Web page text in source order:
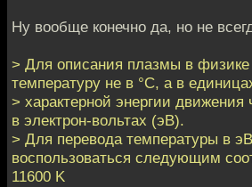
Ну вообще конечно да, но не
> Для описания плазмы в физике
температуру не в °С, а в
> характерной энергии
в электрон-вольтах (эВ).
> Для перевода температуры в
воспользоваться следующим
11600 K